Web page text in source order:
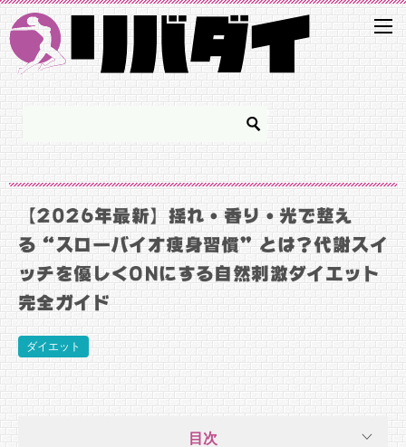
【2026年最新】揺れ・香り・光で整え
る“スローバイオ痩身習慣”とは？代謝スイ
ッチを優しくONにする自然刺激ダイエット
完全ガイド
ダイエット
目次